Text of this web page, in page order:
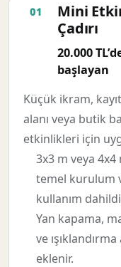
Mini
Çadırı
20.000
başlayan
Küçük ikram,
alanı veya butik
etkinlikleri için
3x3 m veya 4x4
temel kurulum
kullanım
Yan kapama,
ve ışıklandırma
eklenir.